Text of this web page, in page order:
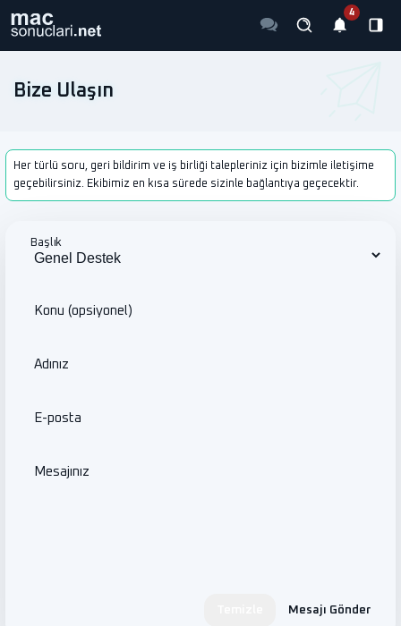
Bize Ulaşın
Her türlü soru, geri bildirim ve iş birliği talepleriniz için bizimle iletişime
geçebilirsiniz. Ekibimiz en kısa sürede sizinle bağlantıya geçecektir.
Başlık
Konu (opsiyonel)
Adınız
E-posta
Mesajınız
Mesajı Gönder